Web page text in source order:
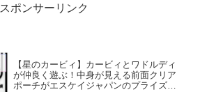
スポンサーリンク
【星のカービィ】カービィとワドルディ
が仲良く遊ぶ！中身が見える前面クリア
ポーチがエスケイジャパンのプライズで